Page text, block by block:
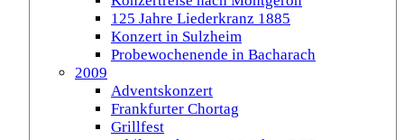
125 Jahre Liederkranz 1885
Konzert in Sulzheim
Probewochenende in Bacharach
2009
Adventskonzert
Frankfurter Chortag
Grillfest